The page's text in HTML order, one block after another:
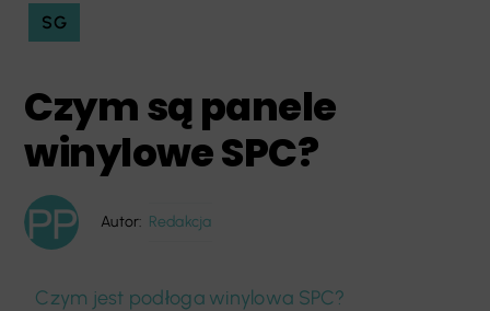
SG
Czym są panele
winylowe SPC?
Autor: Redakcja
Czym jest podłoga winylowa SPC?